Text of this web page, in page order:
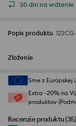
30 dní na vrátenie
Popis produktu
Zloženie
Sme z Európskej
Extra -20% na
produktov
Recenzie produktu(35)